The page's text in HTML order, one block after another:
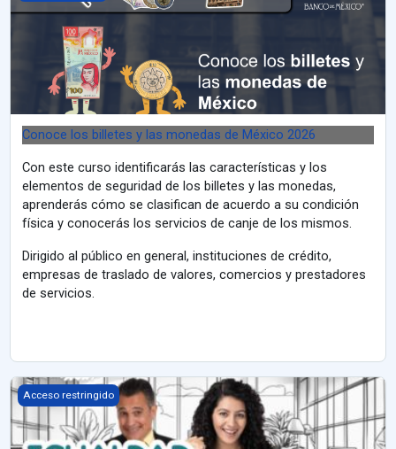
Conoce los billetes y las monedas de México 2026
Con este curso identificarás las características y los
elementos de seguridad de los billetes y las monedas,
aprenderás cómo se clasifican de acuerdo a su condición
física y conocerás los servicios de canje de los mismos.
Dirigido al público en general, instituciones de crédito,
empresas de traslado de valores, comercios y prestadores
de servicios.
Igualdad y No Discriminación en Banco de México para CIIGEF
Acceso restringido